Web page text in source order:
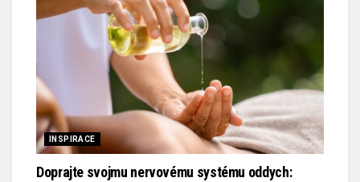
INSPIRACE
Doprajte svojmu nervovému systému oddych: